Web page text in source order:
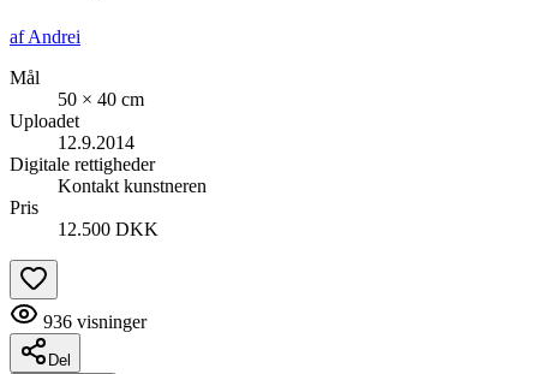
afAndrei
Mål
50 × 40 cm
Uploadet
12.9.2014
Digitale rettigheder
Kontakt kunstneren
Pris
12.500 DKK
936 visninger
Del